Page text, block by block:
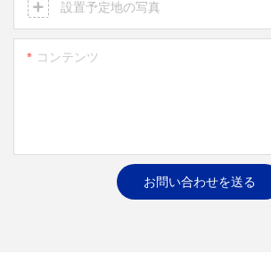
設置予定地の写真
コンテンツ
お問い合わせを送る